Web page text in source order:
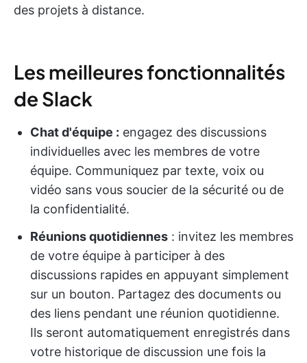
des projets à distance.
Les meilleures fonctionnalités
de Slack
Chat d'équipe : engagez des discussions
individuelles avec les membres de votre
équipe. Communiquez par texte, voix ou
vidéo sans vous soucier de la sécurité ou de
la confidentialité.
Réunions quotidiennes : invitez les membres
de votre équipe à participer à des
discussions rapides en appuyant simplement
sur un bouton. Partagez des documents ou
des liens pendant une réunion quotidienne.
Ils seront automatiquement enregistrés dans
votre historique de discussion une fois la